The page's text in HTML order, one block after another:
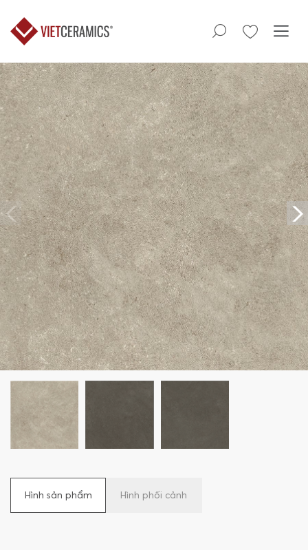
Hình sản phẩm Hình phối cảnh